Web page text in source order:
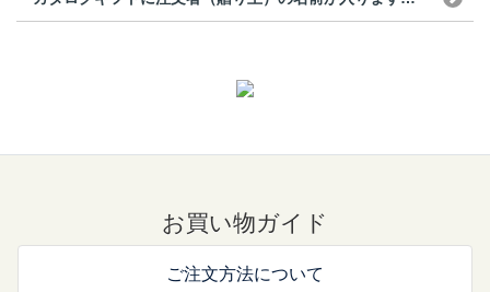
お買い物ガイド
ご注文方法について